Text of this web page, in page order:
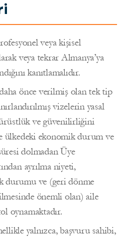
veya kişisel
veya tekrar Almanya’ya
kanıtlamalıdır.
önce verilmiş olan tek tip
vizelerin yasal
ve güvenilirliğini
ülkedeki ekonomik durum ve
dolmadan Üye
ayrılma niyeti,
durumu ve (geri dönme
önemli olan) aile
oynamaktadır.
yalnızca, başvuru sahibi,